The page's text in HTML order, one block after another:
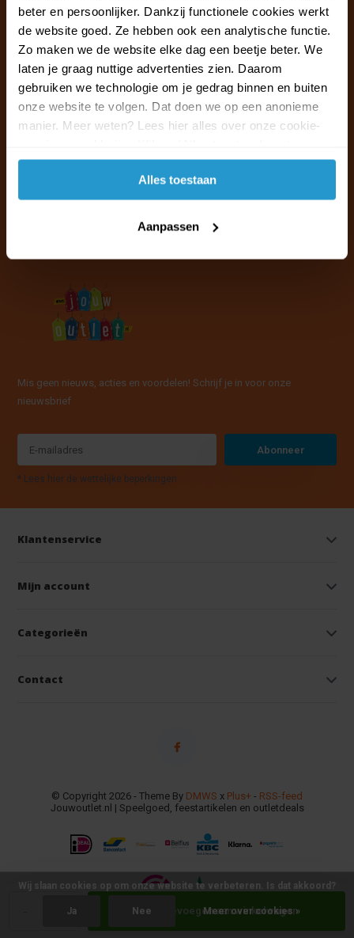
beter en persoonlijker. Dankzij functionele cookies werkt
de website goed. Ze hebben ook een analytische functie.
Zo maken we de website elke dag een beetje beter. We
laten je graag nuttige advertenties zien. Daarom
gebruiken we technologie om je gedrag binnen en buiten
onze website te volgen. Dat doen we op een anonieme
manier. Meer weten? Lees hier alles over onze cookie-
accepteren.
Alles toestaan
Aanpassen
+ Toevoegen aan winkelwagen
Klantenservice & FAQ
Wij staan voor u klaar.
Ma t/m vr van 09:30 - 16:00 telefonisch
+31 (0)13 785 62 41
Naar de klantenservice & FAQ
Mis geen nieuws, acties en voordelen! Schrijf je in voor onze
nieuwsbrief
Abonneer
* Lees hier de wettelijke beperkingen
Klantenservice
Mijn account
Categorieën
Contact
© Copyright 2026 - Theme By DMWS x Plus+ - RSS-feed
Jouwoutlet.nl | Speelgoed, feestartikelen en outletdeals
Wij slaan cookies op om onze website te verbeteren. Is dat akkoord?
Ja Nee Meer over cookies »